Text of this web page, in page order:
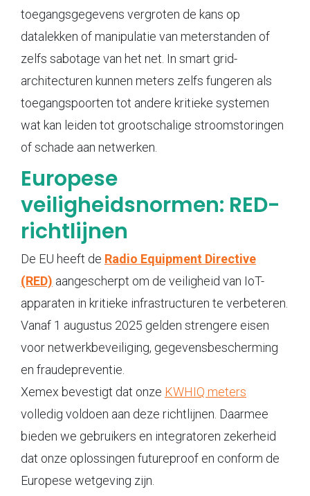
toegangsgegevens vergroten de kans op
datalekken of manipulatie van meterstanden of
zelfs sabotage van het net. In smart grid-
architecturen kunnen meters zelfs fungeren als
toegangspoorten tot andere kritieke systemen
wat kan leiden tot grootschalige stroomstoringen
of schade aan netwerken.
Europese
veiligheidsnormen: RED-
richtlijnen
De EU heeft de Radio Equipment Directive
(RED) aangescherpt om de veiligheid van IoT-
apparaten in kritieke infrastructuren te verbeteren.
Vanaf 1 augustus 2025 gelden strengere eisen
voor netwerkbeveiliging, gegevensbescherming
en fraudepreventie.
Xemex bevestigt dat onze KWHIQ meters
volledig voldoen aan deze richtlijnen. Daarmee
bieden we gebruikers en integratoren zekerheid
dat onze oplossingen futureproof en conform de
Europese wetgeving zijn.